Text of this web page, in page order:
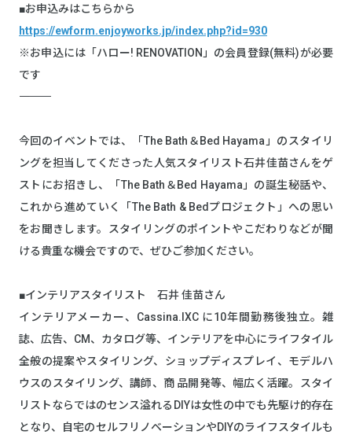
■お申込みはこちらから
https://ewform.enjoyworks.jp/index.php?id=930
※お申込には「ハロー! RENOVATION」の会員登録(無料)が必要
です
――――――――――
今回のイベントでは、「The Bath＆Bed Hayama」のスタイリ
ングを担当してくださった人気スタイリスト石井佳苗さんをゲ
ストにお招きし、「The Bath＆Bed Hayama」の誕生秘話や、
これから進めていく「The Bath & Bedプロジェクト」への思い
をお聞きします。スタイリングのポイントやこだわりなどが聞
ける貴重な機会ですので、ぜひご参加ください。
■インテリアスタイリスト 石井 佳苗さん
インテリアメーカー、Cassina.IXC に10年間勤務後独立。雑
誌、広告、CM、カタログ等、インテリアを中心にライフタイル
全般の提案やスタイリング、ショップディスプレイ、モデルハ
ウスのスタイリング、講師、商 品開発等、幅広く活躍。スタイ
リストならではのセンス溢れるDIYは女性の中でも先駆け的存在
となり、自宅のセルフリノベーションやDIYのライフスタイルも